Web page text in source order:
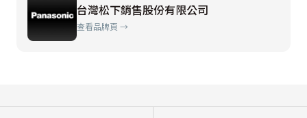
台灣松下銷售股份有限公司
查看品牌頁 →